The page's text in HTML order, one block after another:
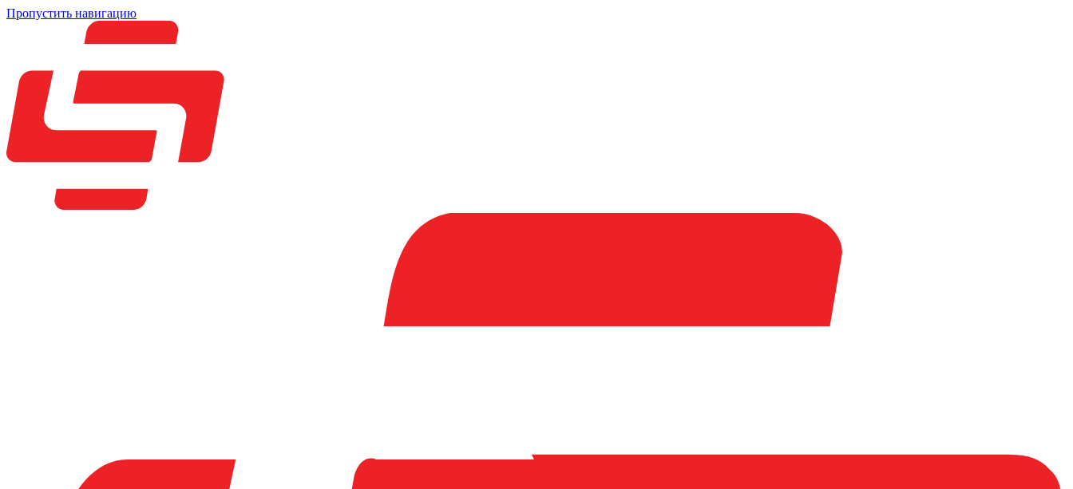
Пропустить навигацию